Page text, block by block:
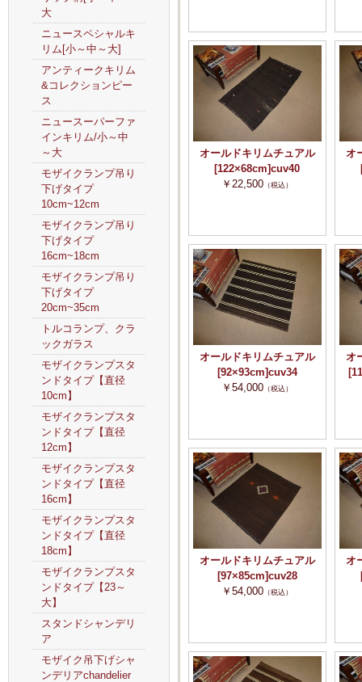
大
ニュースペシャルキ
リム[小～中～大]
アンティークキリム
&コレクションピー
ス
ニュースーパーファ
インキリム/小～中
～大
モザイクランプ吊り
下げタイプ
10cm~12cm
モザイクランプ吊り
下げタイプ
16cm~18cm
モザイクランプ吊り
下げタイプ
20cm~35cm
トルコランプ、クラ
ックガラス
モザイクランプスタ
ンドタイプ【直径
10cm】
モザイクランプスタ
ンドタイプ【直径
12cm】
モザイクランプスタ
ンドタイプ【直径
16cm】
モザイクランプスタ
ンドタイプ【直径
18cm】
モザイクランプスタ
ンドタイプ【23～
大】
スタンドシャンデリ
ア
モザイク吊下げシャ
ンデリアchandelier
オールドキリムチュアル
[122×68cm]cuv40
￥22,500 （税込）
オ
オールドキリムチュアル
[92×93cm]cuv34
￥54,000 （税込）
オ
オールドキリムチュアル
[97×85cm]cuv28
￥54,000 （税込）
オ